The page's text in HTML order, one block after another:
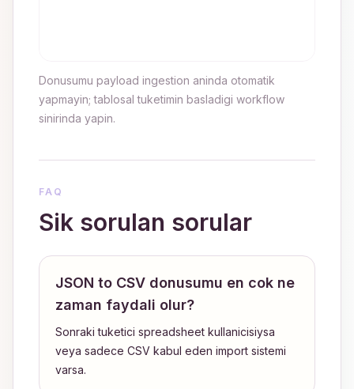
Donusumu payload ingestion aninda otomatik
yapmayin; tablosal tuketimin basladigi workflow
sinirinda yapin.
FAQ
Sik sorulan sorular
JSON to CSV donusumu en cok ne
zaman faydali olur?
Sonraki tuketici spreadsheet kullanicisiysa
veya sadece CSV kabul eden import sistemi
varsa.